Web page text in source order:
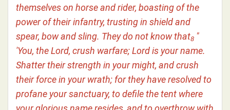
themselves on horse and rider, boasting of the
power of their infantry, trusting in shield and
spear, bow and sling. They do not know that8 "
'You, the Lord, crush warfare; Lord is your name.
Shatter their strength in your might, and crush
their force in your wrath; for they have resolved to
profane your sanctuary, to defile the tent where